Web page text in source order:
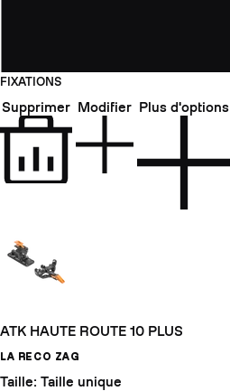
FIXATIONS
Supprimer Modifier Plus d'options
ATK HAUTE ROUTE 10 PLUS
LA RECO ZAG
Taille: Taille unique